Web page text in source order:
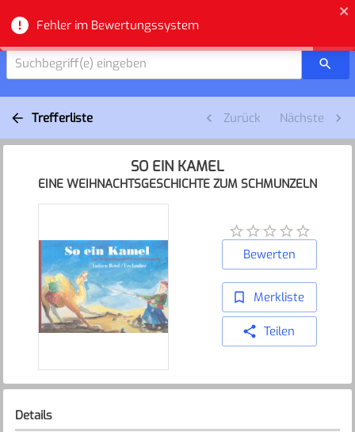
Fehler im Bewertungssystem
Zuger Bibliotheken - Suche
Suchbegriff(e) eingeben
Trefferliste Zurück Nächste
SO EIN KAMEL
EINE WEIHNACHTSGESCHICHTE ZUM SCHMUNZELN
Bewerten
Merkliste
Teilen
Details